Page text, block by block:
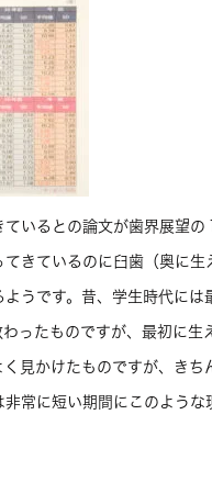
いるとの論文が歯界展望
きているのに臼歯（奥に
うです。昔、学生時代に
ったものですが、最初に生
見かけたものですが、き
常に短い期間にこのよう